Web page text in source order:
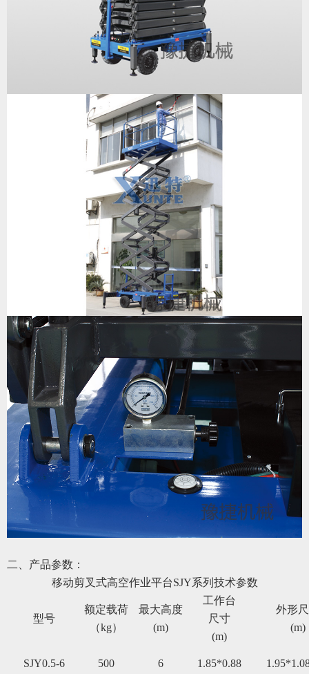
二、产品参数：
移动剪叉式高空作业平台SJY系列 技术参数
型号
额定载荷
（kg）
最大高度
(m)
工作台
尺寸
(m)
外形
(m)
SJY0.5-6 500 6 1.85*0.88